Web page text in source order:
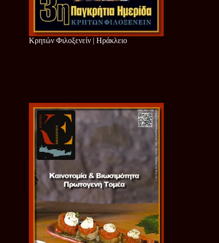
Κρητών Φιλοξενείν | Ηράκλειο